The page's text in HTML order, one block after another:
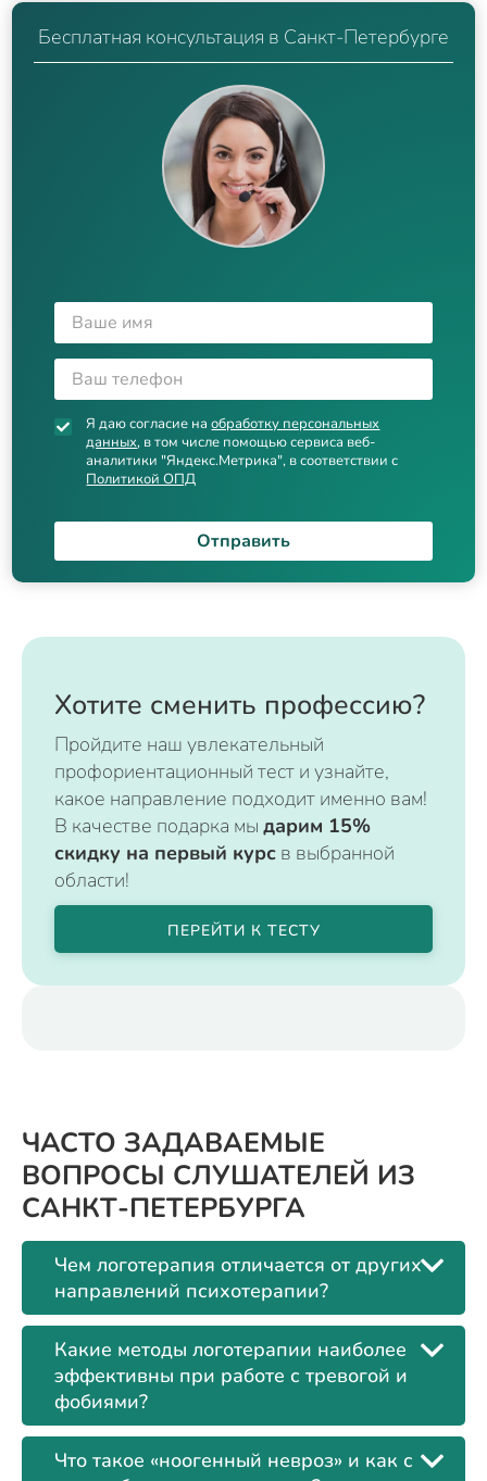
Бесплатная консультация в Санкт-Петербурге
Я даю согласие наобработку персональных
данных, в том числе помощью сервиса веб-
аналитики "Яндекс.Метрика", в соответствии с
Политикой ОПД
Отправить
Хотите сменить профессию?
Пройдите наш увлекательный
профориентационный тест и узнайте,
какое направление подходит именно вам!
В качестве подарка мы дарим 15%
скидку на первый курс в выбранной
области!
ПЕРЕЙТИ К ТЕСТУ
ЧАСТО ЗАДАВАЕМЫЕ
ВОПРОСЫ СЛУШАТЕЛЕЙ ИЗ
САНКТ-ПЕТЕРБУРГА
Чем логотерапия отличается от других
направлений психотерапии?
Какие методы логотерапии наиболее
эффективны при работе с тревогой и
фобиями?
Что такое «ноогенный невроз» и как с